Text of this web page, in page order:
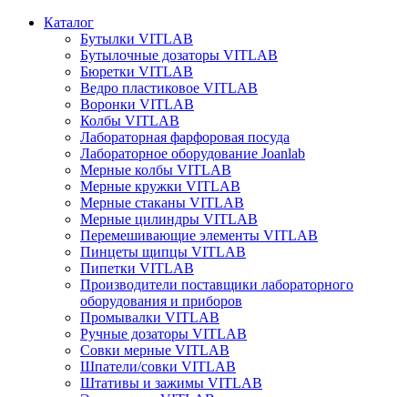
Каталог
Бутылки VITLAB
Бутылочные дозаторы VITLAB
Бюретки VITLAB
Ведро пластиковое VITLAB
Воронки VITLAB
Колбы VITLAB
Лабораторная фарфоровая посуда
Лабораторное оборудование Joanlab
Мерные колбы VITLAB
Мерные кружки VITLAB
Мерные стаканы VITLAB
Мерные цилиндры VITLAB
Перемешивающие элементы VITLAB
Пинцеты щипцы VITLAB
Пипетки VITLAB
Производители поставщики лабораторного
оборудования и приборов
Промывалки VITLAB
Ручные дозаторы VITLAB
Совки мерные VITLAB
Шпатели/совки VITLAB
Штативы и зажимы VITLAB